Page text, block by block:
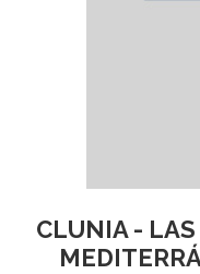
CLUNIA -